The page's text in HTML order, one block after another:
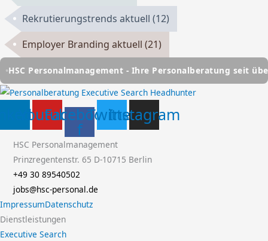
Rekrutierungstrends aktuell(12)
Employer Branding aktuell(21)
- Ihre Personalberatung seit über 25
Youtube
Facebook-
f
Twitter
Instagram
HSC Personalmanagement
Prinzregentenstr. 65 D-10715 Berlin
+49 30 89540502
jobs@hsc-personal.de
ImpressumDatenschutz
Dienstleistungen
Executive Search